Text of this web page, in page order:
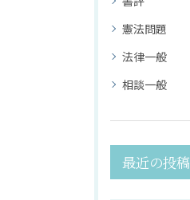
憲法問題
法律一般
相談一般
最近の投稿